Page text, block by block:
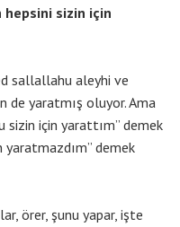
hepsini sizin için
sallallahu aleyhi ve
de yaratmış oluyor. Ama
sizin için yarattım” demek
yaratmazdım” demek
örer, şunu yapar, işte